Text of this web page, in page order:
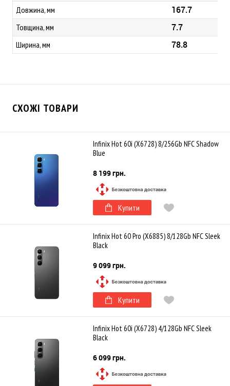
Довжина, мм 167.7
Товщина, мм 7.7
Ширина, мм 78.8
СХОЖІ ТОВАРИ
Infinix Hot 60i (X6728) 8/256Gb NFC Shadow
Blue
8 199 грн.
Купити
Infinix Hot 60 Pro (X6885) 8/128Gb NFC Sleek
Black
9 099 грн.
Купити
Infinix Hot 60i (X6728) 4/128Gb NFC Sleek
Black
6 099 грн.